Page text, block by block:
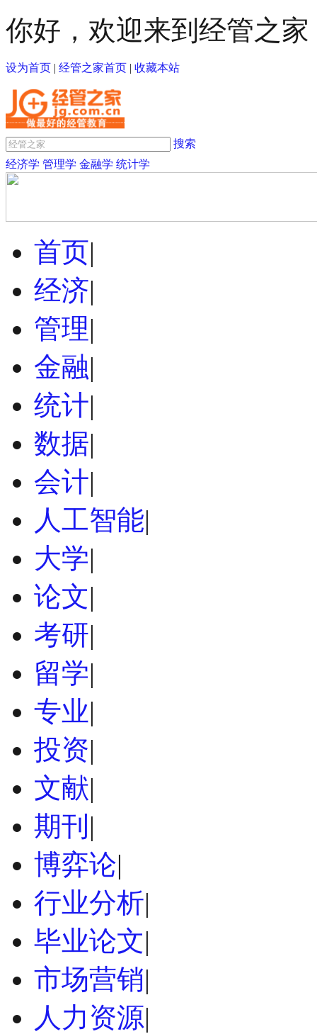
你好，欢迎来到经管之家
设为首页 | 经管之家首页 | 收藏本站
搜索
经济学 管理学 金融学 统计学
首页|
经济|
管理|
金融|
统计|
数据|
会计|
人工智能|
大学|
论文|
考研|
留学|
专业|
投资|
文献|
期刊 |
博弈论|
行业分析|
毕业论文|
市场营销|
人力资源|